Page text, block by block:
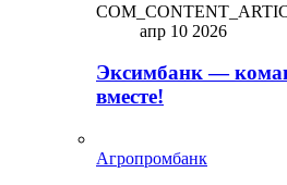
апр 10 2026
Эксимбанк —
вместе!
Агропромбанк